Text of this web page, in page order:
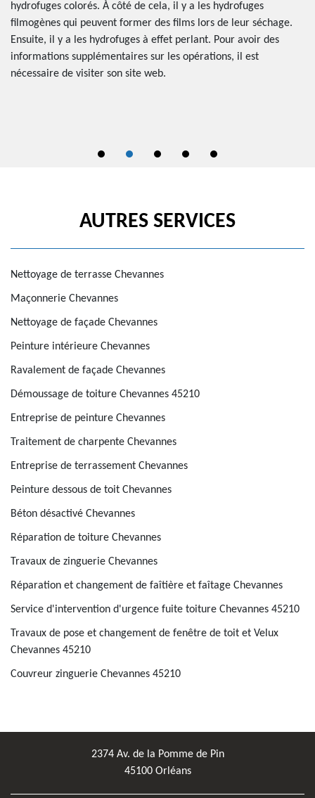
hydrofuges colorés. À côté de cela, il y a les hydrofuges
filmogènes qui peuvent former des films lors de leur séchage.
Ensuite, il y a les hydrofuges à effet perlant. Pour avoir des
informations supplémentaires sur les opérations, il est
nécessaire de visiter son site web.
AUTRES SERVICES
Nettoyage de terrasse Chevannes
Maçonnerie Chevannes
Nettoyage de façade Chevannes
Peinture intérieure Chevannes
Ravalement de façade Chevannes
Démoussage de toiture Chevannes 45210
Entreprise de peinture Chevannes
Traitement de charpente Chevannes
Entreprise de terrassement Chevannes
Peinture dessous de toit Chevannes
Béton désactivé Chevannes
Réparation de toiture Chevannes
Travaux de zinguerie Chevannes
Réparation et changement de faîtière et faîtage Chevannes
Service d'intervention d'urgence fuite toiture Chevannes 45210
Travaux de pose et changement de fenêtre de toit et Velux
Chevannes 45210
Couvreur zinguerie Chevannes 45210
2374 Av. de la Pomme de Pin
45100 Orléans